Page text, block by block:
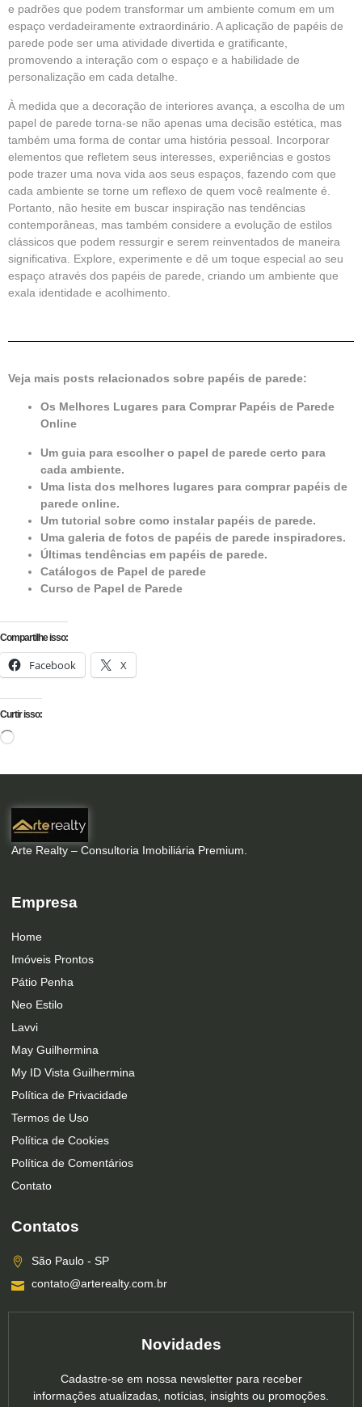
e padrões que podem transformar um ambiente comum em um
espaço verdadeiramente extraordinário. A aplicação de papéis de
parede pode ser uma atividade divertida e gratificante,
promovendo a interação com o espaço e a habilidade de
personalização em cada detalhe.
À medida que a decoração de interiores avança, a escolha de um
papel de parede torna-se não apenas uma decisão estética, mas
também uma forma de contar uma história pessoal. Incorporar
elementos que refletem seus interesses, experiências e gostos
pode trazer uma nova vida aos seus espaços, fazendo com que
cada ambiente se torne um reflexo de quem você realmente é.
Portanto, não hesite em buscar inspiração nas tendências
contemporâneas, mas também considere a evolução de estilos
clássicos que podem ressurgir e serem reinventados de maneira
significativa. Explore, experimente e dê um toque especial ao seu
espaço através dos papéis de parede, criando um ambiente que
exala identidade e acolhimento.
Veja mais posts relacionados sobre papéis de parede:
Os Melhores Lugares para Comprar Papéis de Parede
Online
Um guia para escolher o papel de parede certo para
cada ambiente.
Uma lista dos melhores lugares para comprar papéis de
parede online.
Um tutorial sobre como instalar papéis de parede.
Uma galeria de fotos de papéis de parede inspiradores.
Últimas tendências em papéis de parede.
Catálogos de Papel de parede
Curso de Papel de Parede
Compartilhe isso:
Facebook X
Curtir isso:
Arte Realty – Consultoria Imobiliária Premium.
Empresa
Home
Imóveis Prontos
Pátio Penha
Neo Estilo
Lavvi
May Guilhermina
My ID Vista Guilhermina
Política de Privacidade
Termos de Uso
Política de Cookies
Política de Comentários
Contato
Contatos
São Paulo - SP
contato@arterealty.com.br
Novidades
Cadastre-se em nossa newsletter para receber
informações atualizadas, notícias, insights ou promoções.